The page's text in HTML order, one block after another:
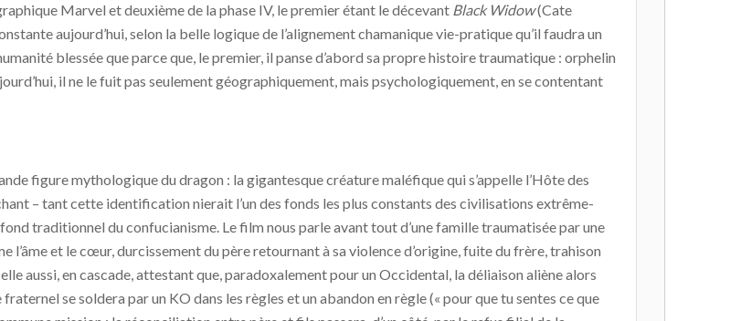
Marvel et deuxième de la phase IV, le premier étant le décevant Black Widow(Cate
aujourd’hui, selon la belle logique de l’alignement chamanique vie-pratique qu’il faudra un
blessée que parce que, le premier, il panse d’abord sa propre histoire traumatique : orphelin
il ne le fuit pas seulement géographiquement, mais psychologiquement, en se contentant
figure mythologique du dragon : la gigantesque créature maléfique qui s’appelle l’Hôte des
– tant cette identification nierait l’un des fonds les plus constants des civilisations extrême-
traditionnel du confucianisme. Le film nous parle avant tout d’une famille traumatisée par une
l’âme et le cœur, durcissement du père retournant à sa violence d’origine, fuite du frère, trahison
aussi, en cascade, attestant que, paradoxalement pour un Occidental, la déliaison aliène alors
se soldera par un KO dans les règles et un abandon en règle (« pour que tu sentes ce que